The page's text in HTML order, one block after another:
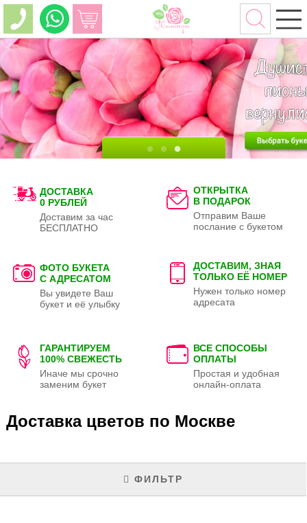
ДОСТАВКА
0 РУБЛЕЙ
Доставим за час
БЕСПЛАТНО
ОТКРЫТКА
В ПОДАРОК
Отправим Ваше
послание с букетом
ФОТО БУКЕТА
С АДРЕСАТОМ
Вы увидете Ваш
букет и её улыбку
ДОСТАВИМ, ЗНАЯ
ТОЛЬКО ЕЁ НОМЕР
Нужен только номер
адресата
ГАРАНТИРУЕМ
100% СВЕЖЕСТЬ
Иначе мы срочно
заменим букет
ВСЕ СПОСОБЫ
ОПЛАТЫ
Простая и удобная
онлайн-оплата
Доставка цветов по Москве
ФИЛЬТР